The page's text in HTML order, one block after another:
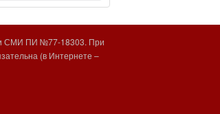
СМИ ПИ №77-18303. При
(в Интернете –